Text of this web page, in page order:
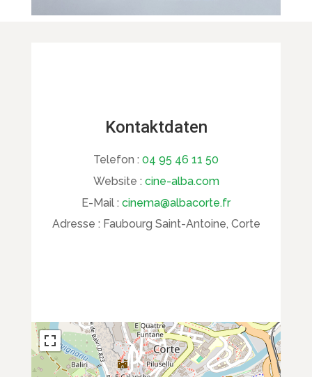
Kontaktdaten
Telefon : 04 95 46 11 50
Website : cine-alba.com
E-Mail : cinema@albacorte.fr
Adresse : Faubourg Saint-Antoine, Corte